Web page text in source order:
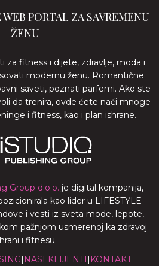
PORTAL ZA SAVREMENU
ŽENU
za fitness i dijete, zdravlje, moda i
modernu ženu. Romantične
saveti, poznati parfemi. Ako ste
da trenira, ovde ćete naći mnoge
i fitness, kao i plan ishrane.
Group d.o.o. je digital kompanija,
kao lider u LIFESTYLE
i vesti iz sveta mode, lepote,
pažnjom usmerenoj ka zdravoj
i fitnesu.
NASI KLIJENTI KONTAKT